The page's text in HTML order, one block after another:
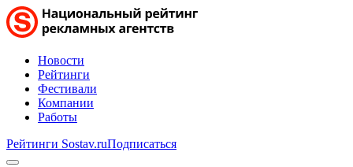
Новости
Рейтинги
Фестивали
Компании
Работы
Рейтинги Sostav.ruПодписаться